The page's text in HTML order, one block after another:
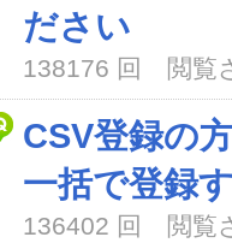
ださい
138176 回 閲覧
CSV登録の
一括で登録
136402 回 閲覧